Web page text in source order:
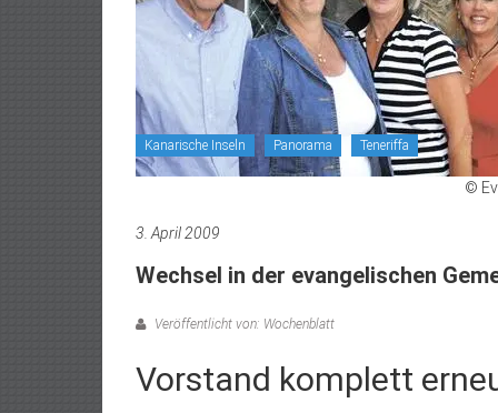
Kanarische Inseln Panorama Teneriffa
©
3. April 2009
Wechsel in der evangelischen
Veröffentlicht von: Wochenblatt
Vorstand komplett